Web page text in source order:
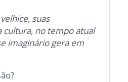
suas
cultura, no tempo atual
imaginário gera em